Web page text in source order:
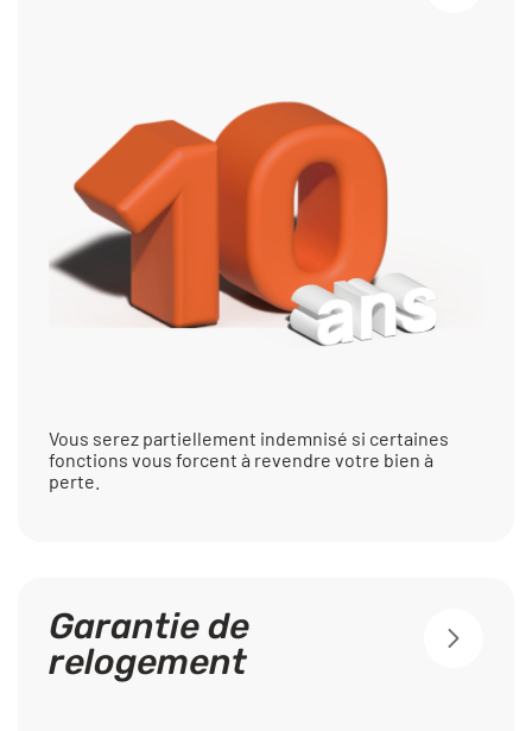
Vous serez partiellement indemnisé si certaines
fonctions vous forcent à revendre votre bien à
perte.
Garantie de
relogement